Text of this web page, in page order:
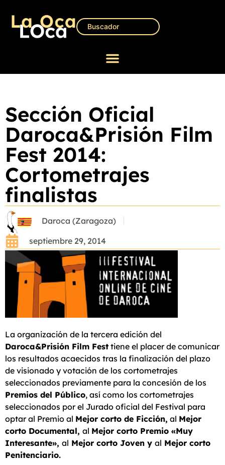
Sección Oficial
Daroca&Prisión Film
Fest 2014:
Cortometrajes
finalistas
Daroca (Zaragoza)
septiembre 29, 2014
La organización de la tercera edición del
Daroca&Prisión Film Fest tiene el placer de comunicar
los resultados acaecidos tras la finalización del plazo
de visionado y votación de los cortometrajes
seleccionados previamente para la concesión de los
Premios del Público, así como los cortometrajes
seleccionados por el Jurado oficial del Festival para
optar al Premio al Mejor corto de Ficción, al Mejor
corto Documental, al Mejor corto Premio «Muy
Interesante», al Mejor corto Joven y al Mejor corto
Penitenciario.